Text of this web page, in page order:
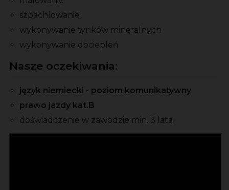
szpachlowanie
wykonywanie tynków mineralnych
wykonywanie dociepleń
Nasze oczekiwania:
język niemiecki - poziom komunikatywny
prawo jazdy kat.B
doświadczenie w zawodzie min. 3 lata